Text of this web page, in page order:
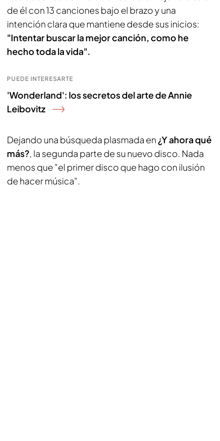
de él con 13 canciones bajo el brazo y una
intención clara que mantiene desde sus inicios:
"Intentar buscar la mejor canción, como he
hecho toda la vida".
PUEDE INTERESARTE
'Wonderland': los secretos del arte de Annie
Leibovitz
Dejando una búsqueda plasmada en ¿Y ahora qué
más?, la segunda parte de su nuevo disco. Nada
menos que "el primer disco que hago con ilusión
de hacer música".